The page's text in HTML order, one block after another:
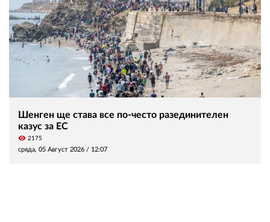
Шенген ще става все по-често разединителен
казус за ЕС
visibility 2175
сряда, 05 Август 2026 / 12:07